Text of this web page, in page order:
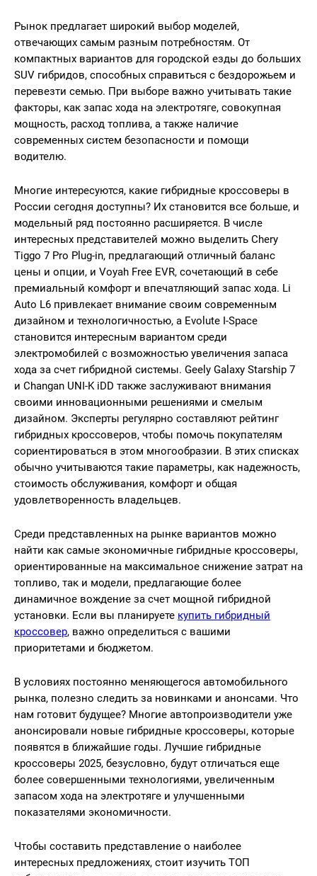
Рынок предлагает широкий выбор моделей,
отвечающих самым разным потребностям. От
компактных вариантов для городской езды до больших
SUV гибридов, способных справиться с бездорожьем и
перевезти семью. При выборе важно учитывать такие
факторы, как запас хода на электротяге, совокупная
мощность, расход топлива, а также наличие
современных систем безопасности и помощи
водителю.
Многие интересуются, какие гибридные кроссоверы в
России сегодня доступны? Их становится все больше, и
модельный ряд постоянно расширяется. В числе
интересных представителей можно выделить Chery
Tiggo 7 Pro Plug-in, предлагающий отличный баланс
цены и опции, и Voyah Free EVR, сочетающий в себе
премиальный комфорт и впечатляющий запас хода. Li
Auto L6 привлекает внимание своим современным
дизайном и технологичностью, а Evolute I-Space
становится интересным вариантом среди
электромобилей с возможностью увеличения запаса
хода за счет гибридной системы. Geely Galaxy Starship 7
и Changan UNI-K iDD также заслуживают внимания
своими инновационными решениями и смелым
дизайном. Эксперты регулярно составляют рейтинг
гибридных кроссоверов, чтобы помочь покупателям
сориентироваться в этом многообразии. В этих списках
обычно учитываются такие параметры, как надежность,
стоимость обслуживания, комфорт и общая
удовлетворенность владельцев.
Среди представленных на рынке вариантов можно
найти как самые экономичные гибридные кроссоверы,
ориентированные на максимальное снижение затрат на
топливо, так и модели, предлагающие более
динамичное вождение за счет мощной гибридной
установки. Если вы планируете купить гибридный
кроссовер, важно определиться с вашими
приоритетами и бюджетом.
В условиях постоянно меняющегося автомобильного
рынка, полезно следить за новинками и анонсами. Что
нам готовит будущее? Многие автопроизводители уже
анонсировали новые гибридные кроссоверы, которые
появятся в ближайшие годы. Лучшие гибридные
кроссоверы 2025, безусловно, будут отличаться еще
более совершенными технологиями, увеличенным
запасом хода на электротяге и улучшенными
показателями экономичности.
Чтобы составить представление о наиболее
интересных предложениях, стоит изучить ТОП